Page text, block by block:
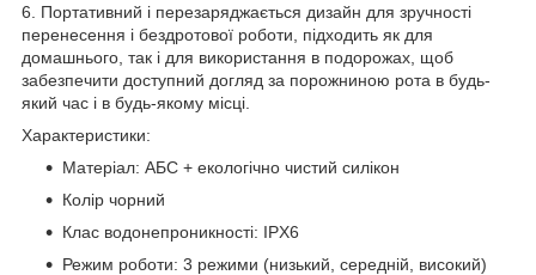
6. Портативний і перезаряджається дизайн для зручності
перенесення і бездротової роботи, підходить як для
домашнього, так і для використання в подорожах, щоб
забезпечити доступний догляд за порожниною рота в будь-
який час і в будь-якому місці.
Характеристики:
Матеріал: АБС + екологічно чистий силікон
Колір чорний
Клас водонепроникності: IPX6
Режим роботи: 3 режими (низький, середній, високий)